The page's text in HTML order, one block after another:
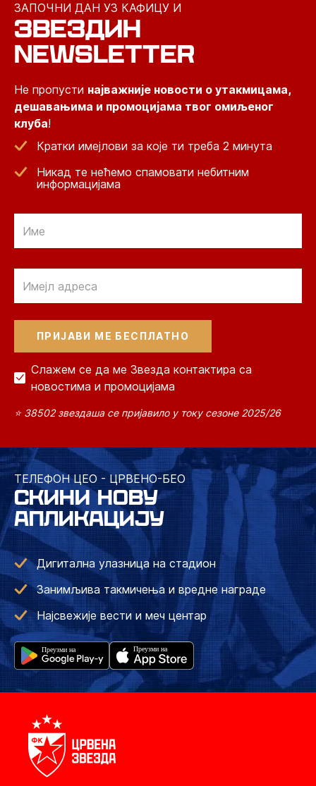
ЗАПОЧНИ ДАН УЗ КАФИЦУ И
ЗВЕЗДИН
NEWSLETTER
Не пропусти најважније новости о утакмицама,
дешавањима и промоцијама твог омиљеног
клуба!
Кратки имејлови за које ти треба 2 минута
Никад те нећемо спамовати небитним
информацијама
Слажем се да ме Звезда контактира са
новостима и промоцијама
⭐ 38502 звездаша се пријавило у току сезоне 2025/26
ТЕЛЕФОН ЦЕО - ЦРВЕНО-БЕО
СКИНИ НОВУ
АПЛИКАЦИЈУ
Дигитална улазница на стадион
Занимљива такмичења и вредне награде
Најсвежије вести и меч центар